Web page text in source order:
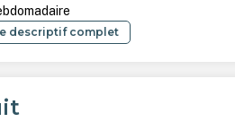
descriptif complet